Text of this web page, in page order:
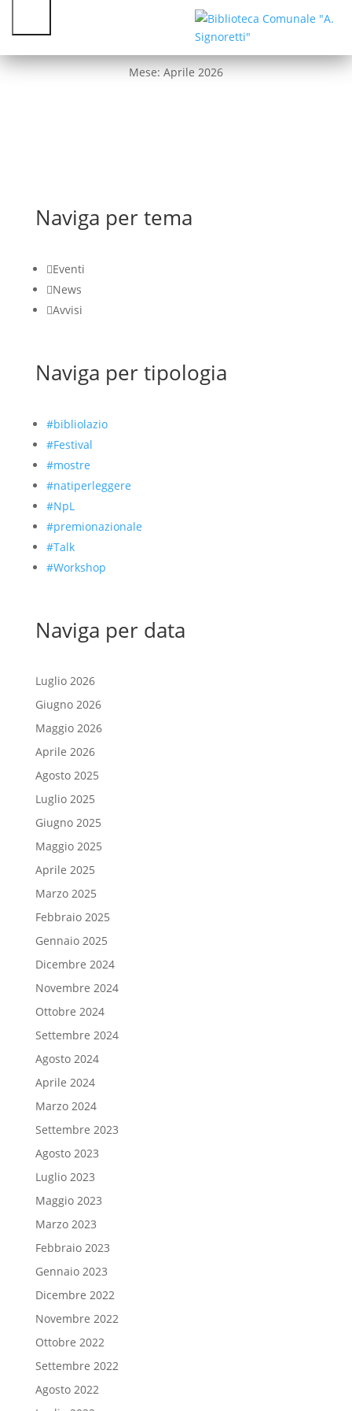
Cataloghi
Nati
Servizi
Novità
Mese: Aprile 2026
Naviga per tema
Eventi
News
Avvisi
Naviga per tipologia
#bibliolazio
#Festival
#mostre
#natiperleggere
#NpL
#premionazionale
#Talk
#Workshop
Naviga per data
Luglio 2026
Giugno 2026
Maggio 2026
Aprile 2026
Agosto 2025
Luglio 2025
Giugno 2025
Maggio 2025
Aprile 2025
Marzo 2025
Febbraio 2025
Gennaio 2025
Dicembre 2024
Novembre 2024
Ottobre 2024
Settembre 2024
Agosto 2024
Aprile 2024
Marzo 2024
Settembre 2023
Agosto 2023
Luglio 2023
Maggio 2023
Marzo 2023
Febbraio 2023
Gennaio 2023
Dicembre 2022
Novembre 2022
Ottobre 2022
Settembre 2022
Agosto 2022